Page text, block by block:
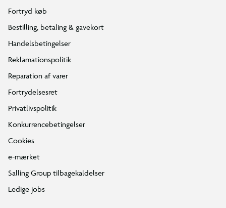
Fortryd køb
Bestilling, betaling & gavekort
Handelsbetingelser
Reklamationspolitik
Reparation af varer
Fortrydelsesret
Privatlivspolitik
Konkurrencebetingelser
Cookies
e-mærket
Salling Group tilbagekaldelser
Ledige jobs